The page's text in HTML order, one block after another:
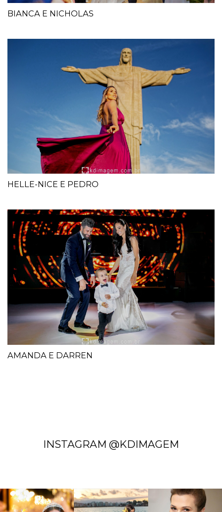
BIANCA E NICHOLAS
HELLE-NICE E PEDRO
AMANDA E DARREN
INSTAGRAM @KDIMAGEM